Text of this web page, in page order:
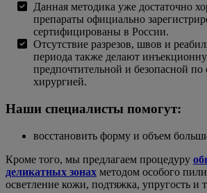
Данная методика уже достаточно
препараты официально
сертифицированы в России.
Отсутствие разрезов, швов и
периода также делают
предпочтительной и безопасной
хирургией.
Наши специалисты помогут:
восстановить форму и объем
Кроме того, мы предлагаем процедуру
деликатных зонах методом особого
осветление кожи, подтяжка, упругость и